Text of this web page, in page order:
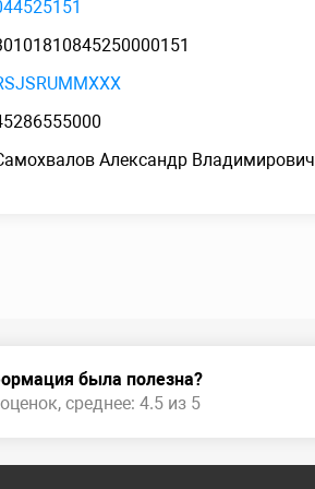
Александр Владимирович
была полезна?
среднее: 4.5 из 5